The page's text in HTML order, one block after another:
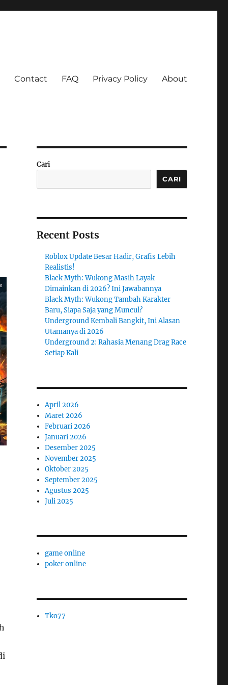
Contact FAQ Privacy Policy About
Cari
CARI
Recent Posts
Roblox Update Besar Hadir, Grafis Lebih
Realistis!
Black Myth: Wukong Masih Layak
Dimainkan di 2026? Ini Jawabannya
Black Myth: Wukong Tambah Karakter
Baru, Siapa Saja yang Muncul?
Underground Kembali Bangkit, Ini Alasan
Utamanya di 2026
Underground 2: Rahasia Menang Drag Race
Setiap Kali
April 2026
Maret 2026
Februari 2026
Januari 2026
Desember 2025
November 2025
Oktober 2025
September 2025
Agustus 2025
Juli 2025
game online
poker online
Tko77